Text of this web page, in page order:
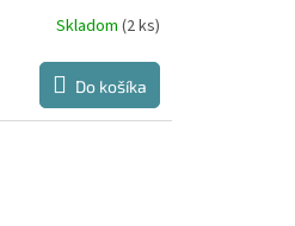
Skladom (2 ks)
Do košíka